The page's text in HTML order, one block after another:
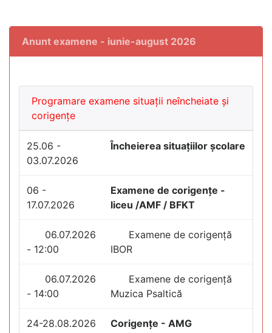
Anunt examene - iunie-august 2026
Programare examene situații neîncheiate și
corigențe
25.06 -
03.07.2026
Încheierea situațiilor școlare
06 -
17.07.2026
Examene de corigențe -
liceu /AMF / BFKT
06.07.2026
- 12:00
Examene de corigență
IBOR
06.07.2026
- 14:00
Examene de corigență
Muzica Psaltică
24-28.08.2026 Corigențe - AMG